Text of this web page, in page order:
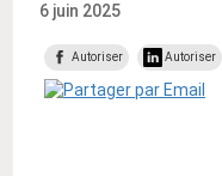
6 juin 2025
Autoriser Autoriser